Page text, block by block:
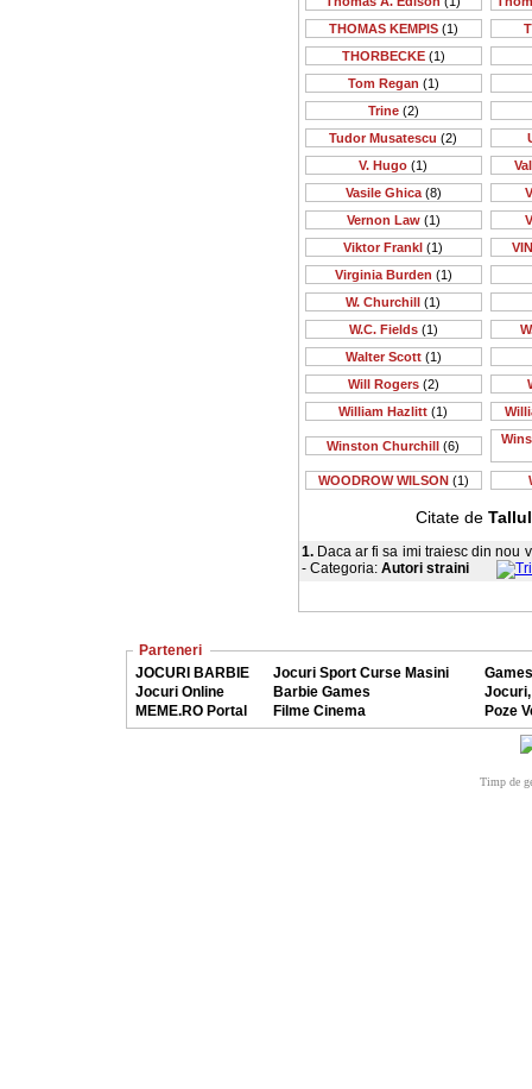
THOMAS KEMPIS(1)
THORBECKE(1)
Tom Regan (1)
Trine(2)
Tudor Musatescu (2)
V. Hugo (1)
Vasile Ghica(8)
Vernon Law(1)
Viktor Frankl (1)
Virginia Burden (1)
W. Churchill (1)
W.C. Fields(1)
Walter Scott(1)
Will Rogers(2)
William Hazlitt (1)
Winston Churchill (6)
WOODROW WILSON(1)
Citate de
1.Daca ar fi sa imi traiesc din nou
- Categoria: Autori straini
Parteneri
JOCURI BARBIE
Jocuri Sport Curse Masini
Jocuri Online
Barbie Games
MEME.RO Portal
Filme Cinema Poze
Timp de